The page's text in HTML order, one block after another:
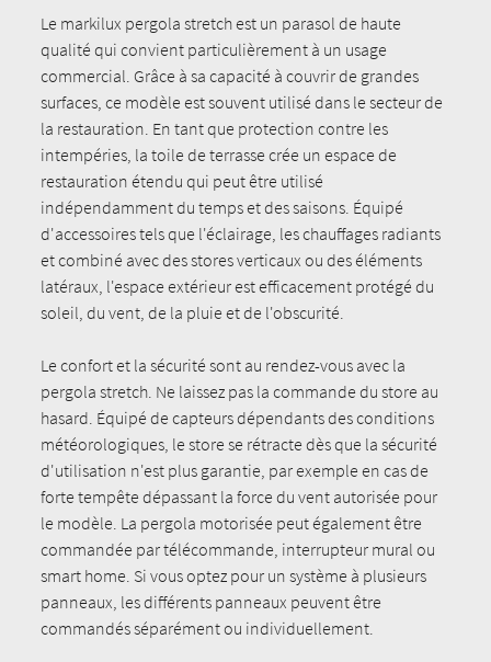
Le markilux pergola stretch est un parasol de haute
qualité qui convient particulièrement à un usage
commercial. Grâce à sa capacité à couvrir de grandes
surfaces, ce modèle est souvent utilisé dans le secteur de
la restauration. En tant que protection contre les
intempéries, la toile de terrasse crée un espace de
restauration étendu qui peut être utilisé
indépendamment du temps et des saisons. Équipé
d'accessoires tels que l'éclairage, les chauffages radiants
et combiné avec des stores verticaux ou des éléments
latéraux, l'espace extérieur est efficacement protégé du
soleil, du vent, de la pluie et de l'obscurité.
Le confort et la sécurité sont au rendez-vous avec la
pergola stretch. Ne laissez pas la commande du store au
hasard. Équipé de capteurs dépendants des conditions
météorologiques, le store se rétracte dès que la sécurité
d'utilisation n'est plus garantie, par exemple en cas de
forte tempête dépassant la force du vent autorisée pour
le modèle. La pergola motorisée peut également être
commandée par télécommande, interrupteur mural ou
smart home. Si vous optez pour un système à plusieurs
panneaux, les différents panneaux peuvent être
commandés séparément ou individuellement.